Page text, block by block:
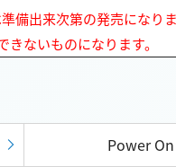
備出来次第の発売になりま
ないものになります。
Power On